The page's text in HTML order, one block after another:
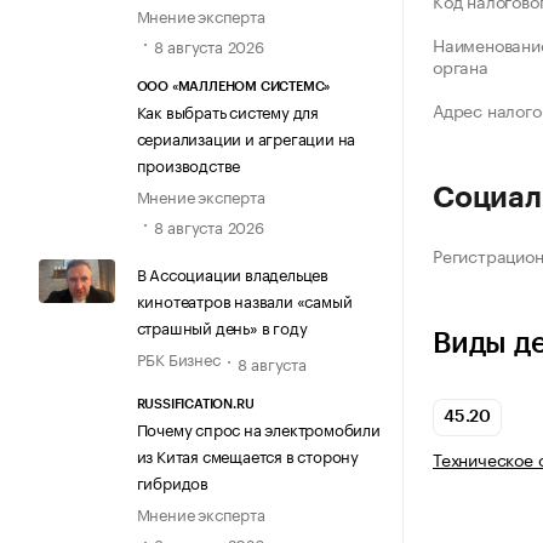
Мнение эксперта
8 августа 2026
ООО «МАЛЛЕНОМ СИСТЕМС»
Как выбрать систему для
сериализации и агрегации на
производстве
Мнение эксперта
8 августа 2026
В Ассоциации владельцев
кинотеатров назвали «самый
страшный день» в году
РБК Бизнес
8 августа
RUSSIFICATION.RU
Почему спрос на электромобили
из Китая смещается в сторону
гибридов
Мнение эксперта
органа
Адрес
Виды
45.20
Техническое